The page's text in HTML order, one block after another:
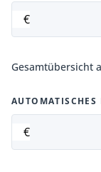
€
Gesamtübersicht
AUTOMATISCHES
€